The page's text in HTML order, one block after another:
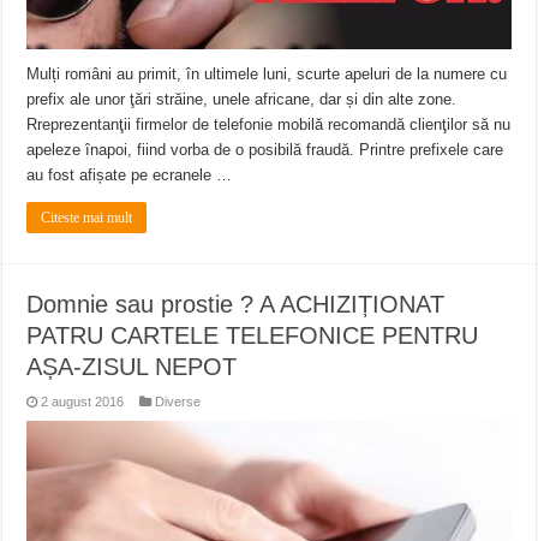
Mulți români au primit, în ultimele luni, scurte apeluri de la numere cu
prefix ale unor ţări străine, unele africane, dar și din alte zone.
Rreprezentanţii firmelor de telefonie mobilă recomandă clienţilor să nu
apeleze înapoi, fiind vorba de o posibilă fraudă. Printre prefixele care
au fost afișate pe ecranele …
Citeste mai mult
Domnie sau prostie ? A ACHIZIȚIONAT
PATRU CARTELE TELEFONICE PENTRU
AȘA-ZISUL NEPOT
2 august 2016 Diverse